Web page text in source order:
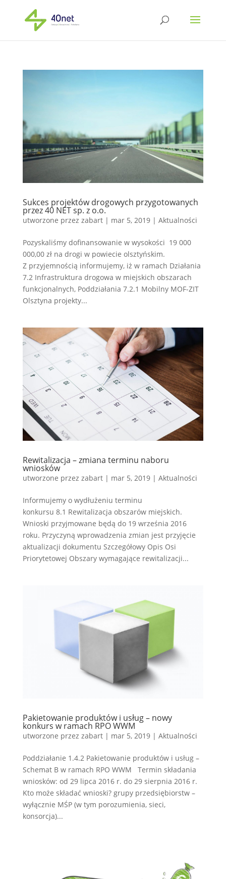
Sukces projektów drogowych przygotowanych
przez 40 NET sp. z o.o.
utworzone przez zabart| mar 5, 2019| Aktualności
Pozyskaliśmy dofinansowanie w wysokości 19 000
000,00 zł na drogi w powiecie olsztyńskim.
Z przyjemnością informujemy, iż w ramach Działania
7.2 Infrastruktura drogowa w miejskich obszarach
funkcjonalnych, Poddziałania 7.2.1 Mobilny MOF-ZIT
Olsztyna projekty...
Rewitalizacja – zmiana terminu naboru
wniosków
utworzone przez zabart| mar 5, 2019| Aktualności
Informujemy o wydłużeniu terminu
konkursu 8.1 Rewitalizacja obszarów miejskich.
Wnioski przyjmowane będą do 19 września 2016
roku. Przyczyną wprowadzenia zmian jest przyjęcie
aktualizacji dokumentu Szczegółowy Opis Osi
Priorytetowej Obszary wymagające rewitalizacji...
Pakietowanie produktów i usług – nowy
konkurs w ramach RPO WWM
utworzone przez zabart| mar 5, 2019| Aktualności
Poddziałanie 1.4.2 Pakietowanie produktów i usług –
Schemat B w ramach RPO WWM Termin składania
wniosków: od 29 lipca 2016 r. do 29 sierpnia 2016 r.
Kto może składać wnioski? grupy przedsiębiorstw –
wyłącznie MŚP (w tym porozumienia, sieci,
konsorcja)...